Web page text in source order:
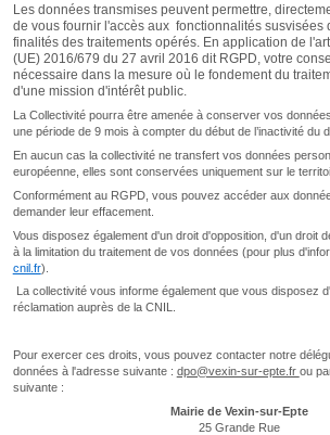
Les données transmises peuvent permettre,
de vous fournir l'accès aux fonctionnalités susvisées
finalités des traitements opérés. En application de
(UE) 2016/679 du 27 avril 2016 dit RGPD, votre
nécessaire dans la mesure où le fondement du
d'une mission d'intérêt public.
La Collectivité pourra être amenée à conserver vos
une période de 9 mois à compter du début de l’inactivité du
En aucun cas la collectivité ne transfert vos données
européenne, elles sont conservées uniquement sur le
Conformément au RGPD, vous pouvez accéder aux
demander leur effacement.
Vous disposez également d'un droit d'opposition, d'un droit
à la limitation du traitement de vos données (pour plus
cnil.fr).
La collectivité vous informe également que vous disposez
réclamation auprès de la CNIL.
Pour exercer ces droits, vous pouvez contacter notre
données à l'adresse suivante : dpo@vexin-sur-epte.fr ou
suivante :
Mairie de Vexin-sur-Epte
25 Grande Rue